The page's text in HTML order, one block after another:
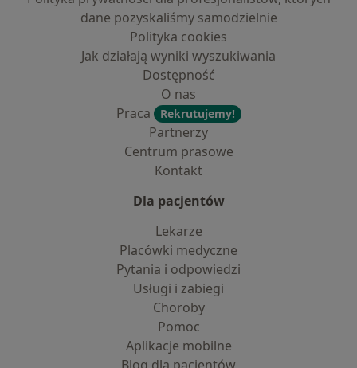
dane pozyskaliśmy samodzielnie
Polityka cookies
Jak działają wyniki wyszukiwania
Dostępność
O nas
Praca
Rekrutujemy!
Partnerzy
Centrum prasowe
Kontakt
Dla pacjentów
Lekarze
Placówki medyczne
Pytania i odpowiedzi
Usługi i zabiegi
Choroby
Pomoc
Aplikacje mobilne